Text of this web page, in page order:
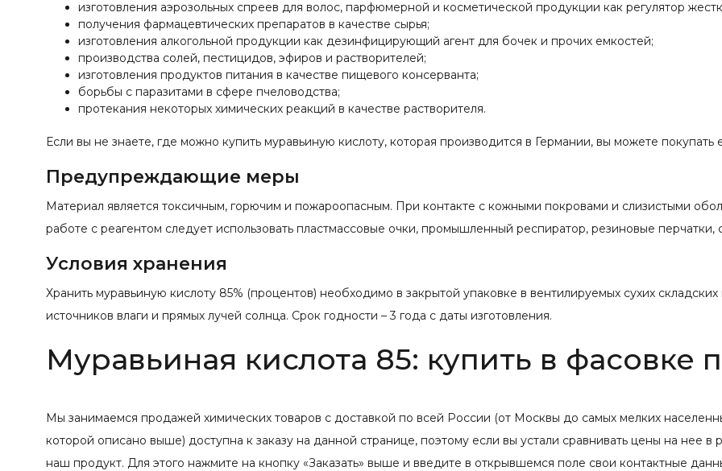
изготовления аэрозольных спреев для волос, парфюмерной и косметической продукции как регулятор
получения фармацевтических препаратов в качестве сырья;
изготовления алкогольной продукции как дезинфицирующий агент для бочек и прочих емкостей;
производства солей, пестицидов, эфиров и растворителей;
изготовления продуктов питания в качестве пищевого консерванта;
борьбы с паразитами в сфере пчеловодства;
протекания некоторых химических реакций в качестве растворителя.
Если вы не знаете, где можно купить муравьиную кислоту, которая производится в Германии, вы можете
Предупреждающие меры
Материал является токсичным, горючим и пожароопасным. При контакте с кожными покровами и слизистыми
работе с реагентом следует использовать пластмассовые очки, промышленный респиратор, резиновые
Условия хранения
Хранить муравьиную кислоту 85% (процентов) необходимо в закрытой упаковке в вентилируемых сухих
источников влаги и прямых лучей солнца. Срок годности – 3 года с даты изготовления.
Муравьиная кислота 85: купить в фасовке
Мы занимаемся продажей химических товаров с доставкой по всей России (от Москвы до самых мелких
которой описано выше) доступна к заказу на данной странице, поэтому если вы устали сравнивать цены на нее в
наш продукт. Для этого нажмите на кнопку «Заказать» выше и введите в открывшемся поле свои контактные